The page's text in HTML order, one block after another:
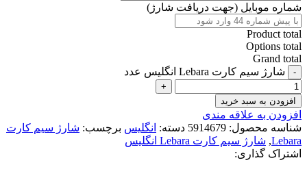
شماره موبایل (جهت دریافت شارژ)
Product total
Options total
Grand total
شارژ سیم کارت Lebara انگلیس عدد
افزودن به سبد خرید
افزودن به علاقه مندی
شناسه محصول: 5914679 دسته: انگلیس برچسب: شارژ سیم کارت
Lebara
, شارژ سیم کارت Lebara انگلیس
اشتراک گذاری: